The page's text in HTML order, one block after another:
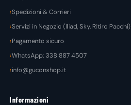
Spedizioni & Corrieri
Servizi in Negozio (Iliad, Sky, Ritiro Pacchi)
Pagamento sicuro
WhatsApp: 338 887 4507
info@guconshop.it
Informazioni